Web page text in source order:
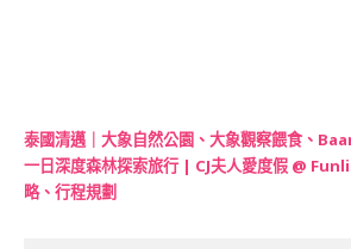
泰國清邁｜大象自然公園、大象觀察餵食、
一日深度森林探索旅行 | CJ夫人愛度假 @
略、行程規劃